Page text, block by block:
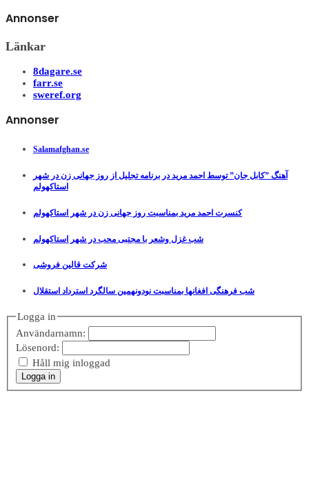
Annonser
Länkar
8dagare.se
farr.se
sweref.org
Annonser
Salamafghan.se
آهنگ ”کابل جان” توسط احمد مرید در برنامه تجلیل از روز جهانی زن در شهر
استاکهولم
کنسرت احمد مرید بمناسبت روز جهانی زن در شهر استاکهولم
شب غزل وشعر با مجتبی محب در شهر استاکهولم
شرکت قالین فروشی
شب فرهنگی افغانها بمناسبت نودونهمین سالگرد استرداد استقلال
Logga in
Användarnamn:
Lösenord:
Håll mig inloggad
Logga in